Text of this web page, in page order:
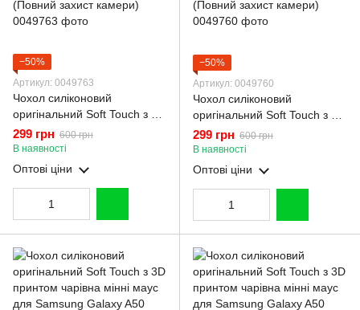
−50%
Артикул: 0049763
Чохол силіконовий
оригінальний Soft Touch з 3D
принтом чарівна мінні маус
для Samsung Galaxy A50
(SM-A505F) рожевий
(Повний захист камери)
299 грн 600 грн
В наявності
Оптові ціни
−50%
Артикул: 0049760
Чохол силіконовий
оригінальний Soft Touch з 3D
принтом чарівна мінні маус
для Samsung Galaxy A50
(SM-A505F) молочний
(Повний захист камери)
299 грн 600 грн
В наявності
Оптові ціни